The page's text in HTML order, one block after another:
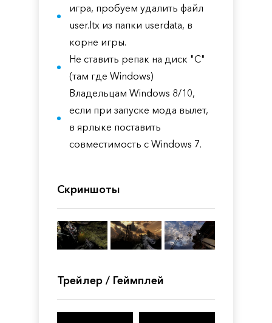
игра, пробуем удалить файл
user.ltx из папки userdata, в
корне игры.
Не ставить репак на диск "С"
(там где Windows)
Владельцам Windows 8/10,
если при запуске мода вылет,
в ярлыке поставить
совместимость с Windows 7.
Скриншоты
Трейлер / Геймплей